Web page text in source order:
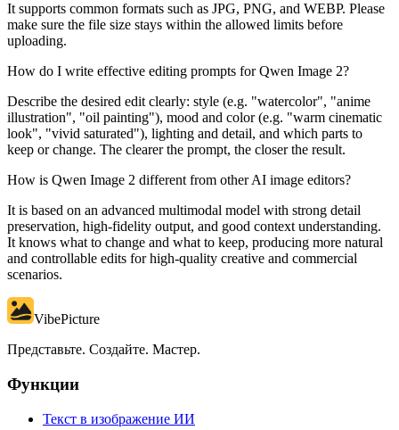
It supports common formats such as JPG, PNG, and WEBP. Please
make sure the file size stays within the allowed limits before
uploading.
How do I write effective editing prompts for Qwen Image 2?
Describe the desired edit clearly: style (e.g. "watercolor", "anime
illustration", "oil painting"), mood and color (e.g. "warm cinematic
look", "vivid saturated"), lighting and detail, and which parts to
keep or change. The clearer the prompt, the closer the result.
How is Qwen Image 2 different from other AI image editors?
It is based on an advanced multimodal model with strong detail
preservation, high-fidelity output, and good context understanding.
It knows what to change and what to keep, producing more natural
and controllable edits for high-quality creative and commercial
scenarios.
VibePicture
Представьте. Создайте. Мастер.
Функции
Текст в изображение ИИ